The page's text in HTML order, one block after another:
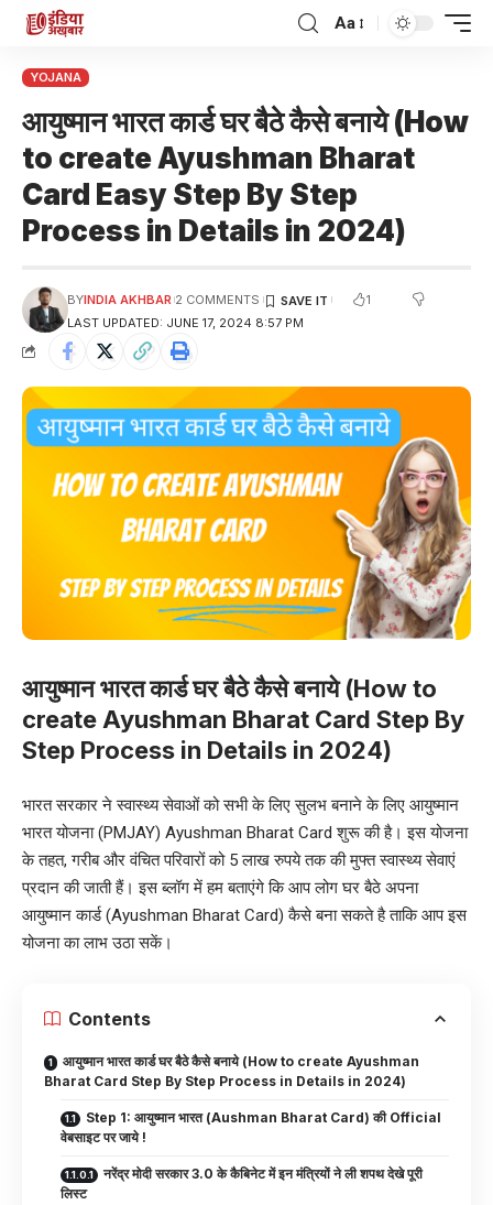
Aa
YOJANA
आयुष्मान भारत कार्ड घर बैठे कैसे बनाये (How
to create Ayushman Bharat
Card Easy Step By Step
Process in Details in 2024)
LAST UPDATED: JUNE 17, 2024 8:57 PM
BYINDIA AKHBAR 2 COMMENTS 1
आयुष्मान भारत कार्ड घर बैठे कैसे बनाये (How to
create Ayushman Bharat Card Step By
Step Process in Details in 2024)
भारत सरकार ने स्वास्थ्य सेवाओं को सभी के लिए सुलभ बनाने के लिए आयुष्मान
भारत योजना (PMJAY) Ayushman Bharat Card शुरू की है। इस योजना
के तहत, गरीब और वंचित परिवारों को 5 लाख रुपये तक की मुफ्त स्वास्थ्य सेवाएं
प्रदान की जाती हैं। इस ब्लॉग में हम बताएंगे कि आप लोग घर बैठे अपना
आयुष्मान कार्ड (Ayushman Bharat Card) कैसे बना सकते है ताकि आप इस
योजना का लाभ उठा सकें।
Contents
आयुष्मान भारत कार्ड घर बैठे कैसे बनाये (How to create Ayushman
Bharat Card Step By Step Process in Details in 2024)
Step 1: आयुष्मान भारत (Aushman Bharat Card) की Official
वेबसाइट पर जाये !
नरेंद्र मोदी सरकार 3.0 के कैबिनेट में इन मंत्रियों ने ली शपथ देखे पूरी
लिस्ट